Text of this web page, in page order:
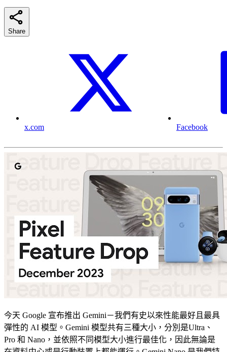
Share
x.com Facebook
今天 Google 宣布推出 Gemini－我們有史以來性能最好且最具
彈性的 AI 模型。Gemini 模型共有三種大小，分別是Ultra、
Pro 和 Nano，並依照不同模型大小進行最佳化，因此無論是